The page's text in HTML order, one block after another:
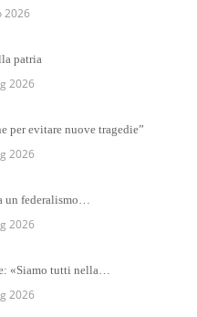
2026
patria
2026
per evitare nuove tragedie”
2026
un federalismo…
2026
«Siamo tutti nella…
2026